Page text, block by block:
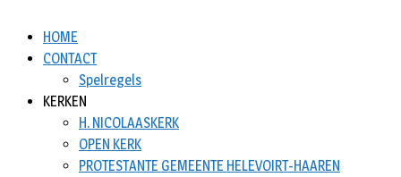
HOME
CONTACT
Spelregels
KERKEN
H. NICOLAASKERK
OPEN KERK
PROTESTANTE GEMEENTE HELEVOIRT-HAAREN